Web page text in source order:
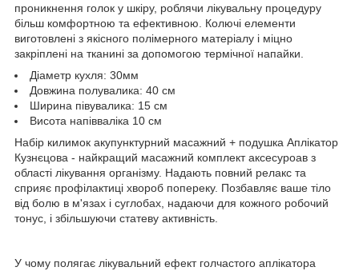
проникнення голок у шкіру, роблячи лікувальну процедуру
більш комфортною та ефективною. Колючі елементи
виготовлені з якісного полімерного матеріалу і міцно
закріплені на тканині за допомогою термічної напайки.
Діаметр кухля: 30мм
Довжина полувалика: 40 см
Ширина півувалика: 15 см
Висота напівваліка 10 см
Набір килимок акупунктурний масажний + подушка Аплікатор
Кузнєцова - найкращий масажний комплект аксесуроав з
області лікування організму. Надають повний релакс та
сприяє профілактиці хвороб попереку. Позбавляє ваше тіло
від болю в м'язах і суглобах, надаючи для кожного робочий
тонус, і збільшуючи статеву активність.
У чому полягає лікувальний ефект голчастого аплікатора